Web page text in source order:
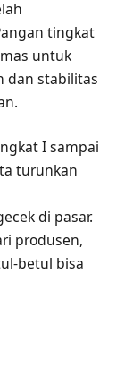
tingkat
untuk
dan stabilitas
I sampai
turunkan
di pasar.
produsen,
betul bisa